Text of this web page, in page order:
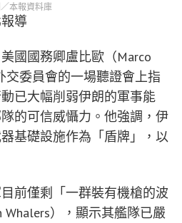
／本報資料庫
導
國國務卿盧比歐（Marco
交委員會的一場聽證會上指
已大幅削弱伊朗的軍事能
的可信威懾力。他強調，伊
基礎設施作為「盾牌」，以
前僅剩「一群裝有機槍的波
），顯示其艦隊已嚴